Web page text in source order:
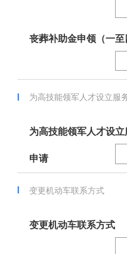
丧葬补助金申领（一至
为高技能领军人才设立服
为高技能领军人才设
申请
变更机动车联系方式
变更机动车联系方式